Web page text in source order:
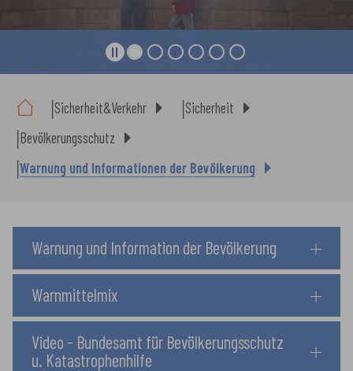
Sicherheit&Verkehr
Sicherheit
Bevölkerungsschutz
Warnung und Informationen der Bevölkerung
Warnung und Information der Bevölkerung
Warnmittelmix
Video - Bundesamt für Bevölkerungsschutz
u. Katastrophenhilfe